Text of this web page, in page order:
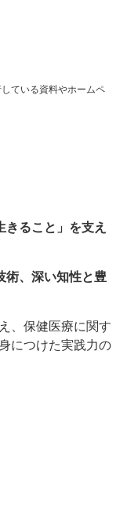
ている資料やホームペ
ること」を支え
術、深い知性と豊
、保健医療に関す
につけた実践力の